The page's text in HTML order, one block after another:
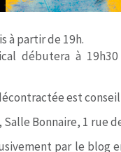
à partir de 19h.
débutera à
est
Salle Bonnaire, 1 rue
par le blog